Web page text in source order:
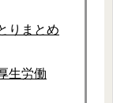
りまとめ
生労働